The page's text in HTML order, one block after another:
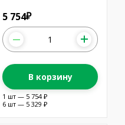
5 754₽
В корзину
1 шт — 5 754 ₽
6 шт — 5 329 ₽